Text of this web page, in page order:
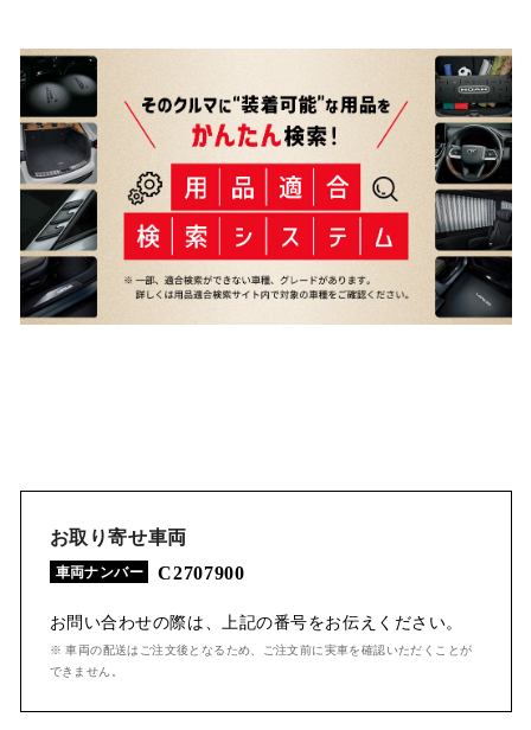
お取り寄せ車両
車両ナンバー C2707900
お問い合わせの際は、上記の番号をお伝えください。
※ 車両の配送はご注文後となるため、ご注文前に実車を確認いただくことが
できません。